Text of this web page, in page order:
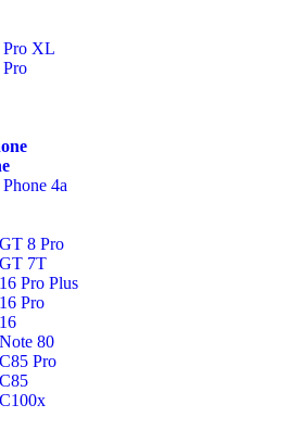
Pro XL
4a
8 Pro
7T
Pro Plus
Pro
80
Pro